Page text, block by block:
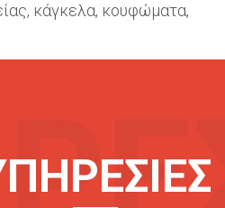
κάγκελα, κουφώματα,